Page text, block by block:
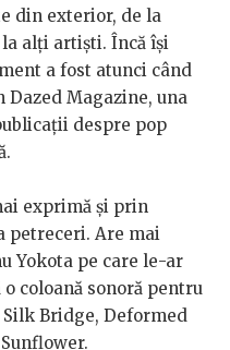
din exterior, de la
alți artiști. Încă își
a fost atunci când
Dazed Magazine, una
despre pop
exprimă și prin
petreceri. Are mai
Yokota pe care le-ar
coloană sonoră pentru
Bridge, Deformed